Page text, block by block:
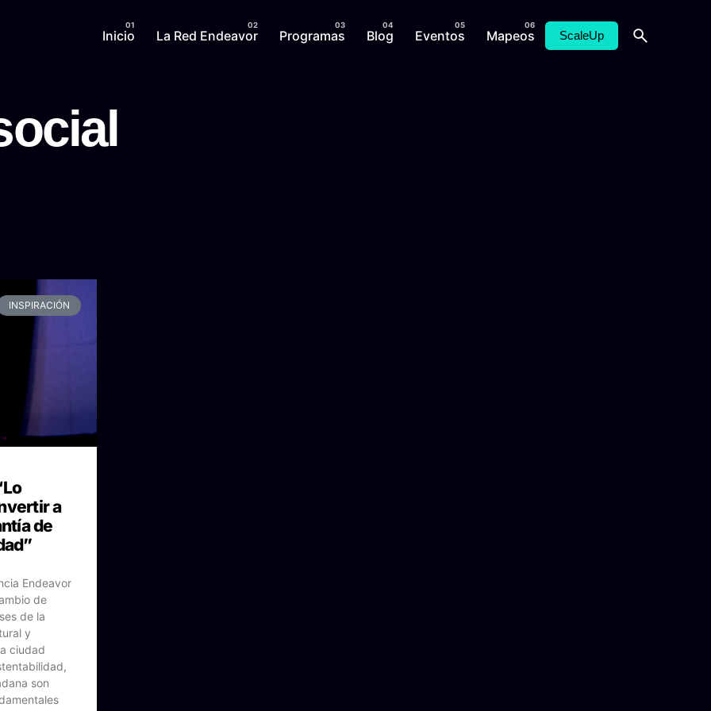
Inicio La Red Endeavor Programas Blog Eventos Mapeos ScaleUp
INSPIRACIÓN
a
de
Endeavor
de
de la
y
ciudad
son